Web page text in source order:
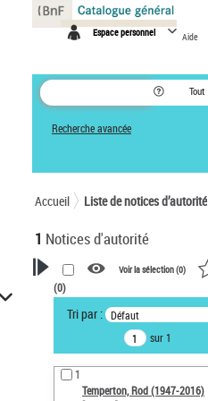
Espace personnel Aide
Tout
Recherche avancée
Accueil Liste de notices d’autorité
1 Notices d'autorité
VOTRE RECHERCHE
Recherche avancée dans les
notices d’autorité
Œuvres liées à l'auteur :
Temperton, Rod (1947-2016)
Voir la sélection (0)
(0)
Tri par : Défaut
sur 1
1
Temperton, Rod (1947-2016)
Panneau de gestion des cookies